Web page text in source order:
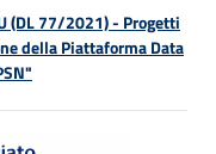
(DL 77/2021) - Progetti
della Piattaforma Data